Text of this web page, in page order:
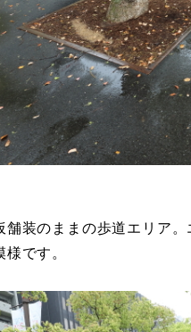
舗装のままの歩道エリア
です。